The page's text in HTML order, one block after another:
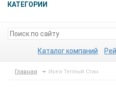
КАТЕГОРИИ
Каталог компаний
Главная Икеа Теплый Стан